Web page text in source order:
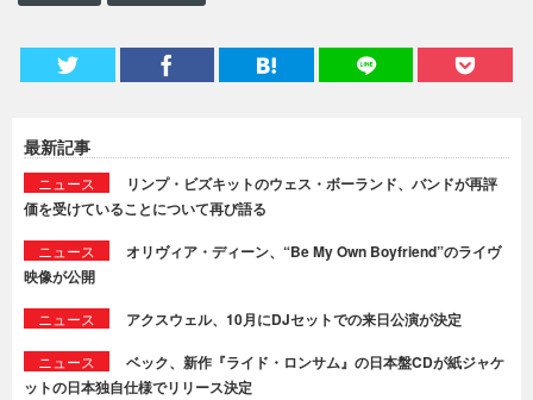
最新記事
ニュース
リンプ・ビズキットのウェス・ボーランド、バンドが再評
価を受けていることについて再び語る
ニュース
オリヴィア・ディーン、“Be My Own Boyfriend”のライヴ
映像が公開
ニュース アクスウェル、10月にDJセットでの来日公演が決定
ニュース
ベック、新作『ライド・ロンサム』の日本盤CDが紙ジャケ
ットの日本独自仕様でリリース決定